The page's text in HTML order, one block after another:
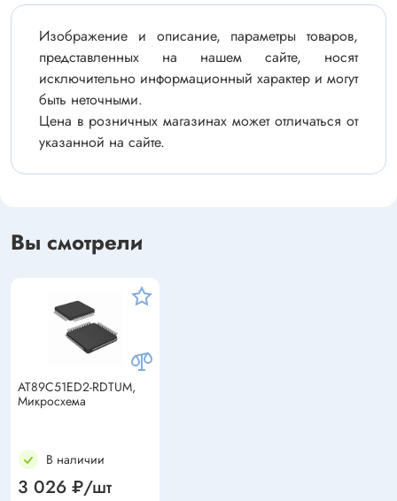
Изображение и описание, параметры товаров,
представленных на нашем сайте, носят
исключительно информационный характер и могут
быть неточными.
Цена в розничных магазинах может отличаться от
указанной на сайте.
Вы смотрели
AT89C51ED2-RDTUM,
Микросхема
В наличии
3 026 ₽/шт